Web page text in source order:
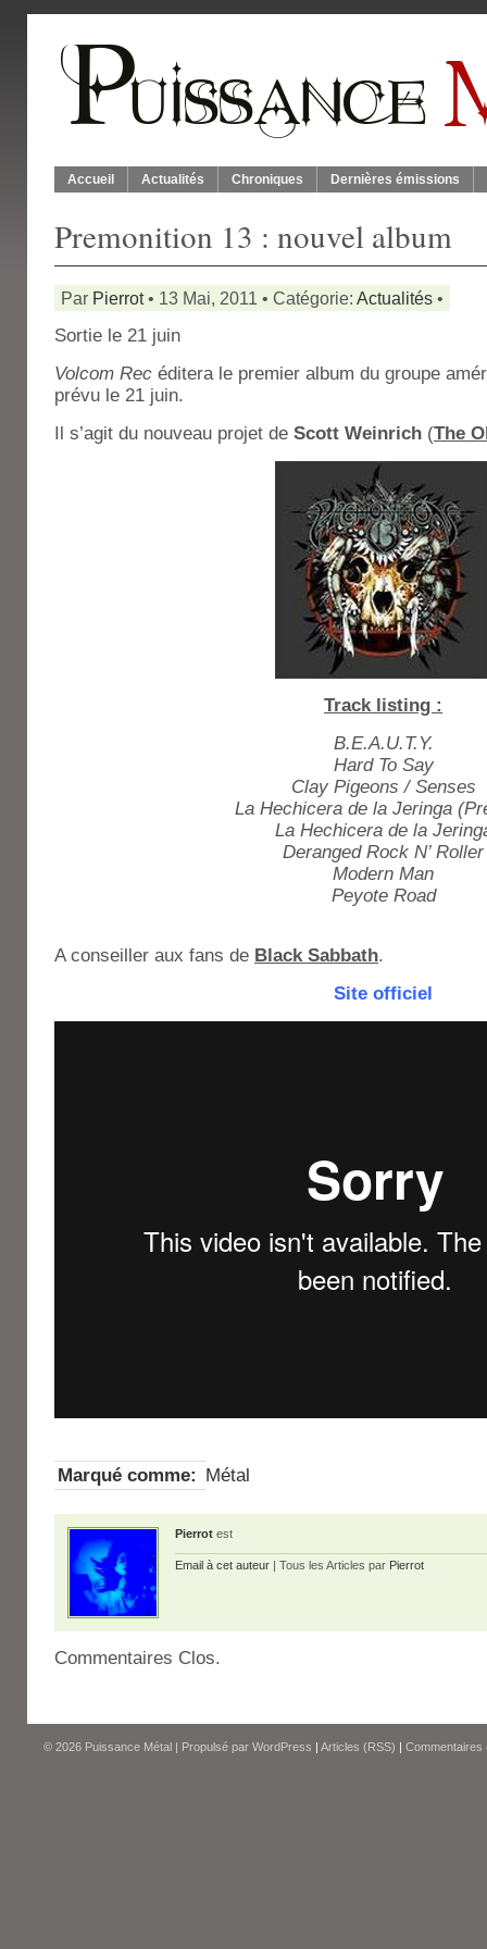
Accueil Actualités Chroniques Dernières émissions
Premonition 13 : nouvel album
Par Pierrot• 13 Mai, 2011 • Catégorie: Actualités •
Sortie le 21 juin
Volcom Rec éditera le premier album du groupe
prévu le 21 juin.
Il s’agit du nouveau projet de Scott Weinrich (The
Track listing :
B.E.A.U.T.Y.
Hard To Say
Clay Pigeons / Senses
La Hechicera de la Jeringa
La Hechicera de la
Deranged Rock N’ Roller
Modern Man
Peyote Road
A conseiller aux fans de Black Sabbath.
Site officiel
Marqué comme: Métal
Pierrot est
Email à cet auteur | Tous les Articles par Pierrot
Commentaires Clos.
© 2026 Puissance Métal | Propulsé par WordPress | Articles (RSS) | Commentaires